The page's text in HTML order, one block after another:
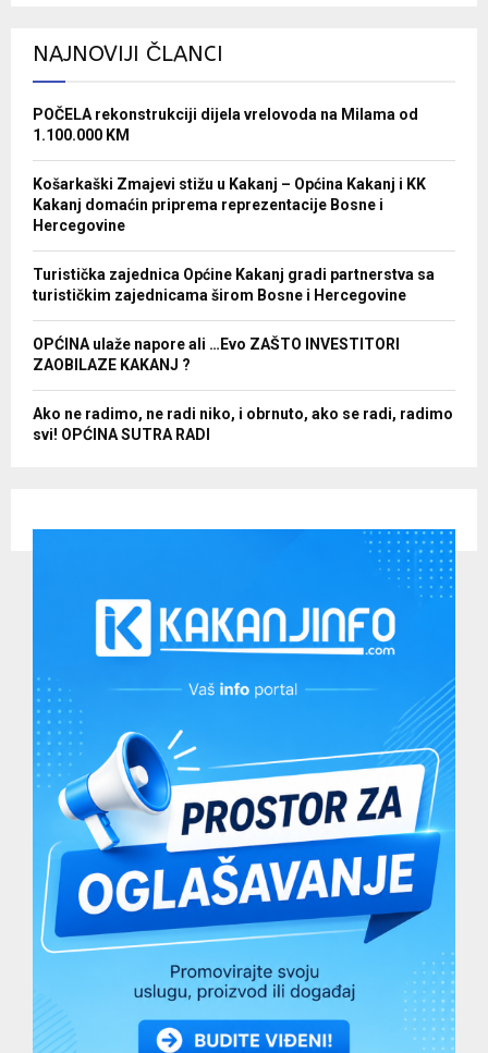
NAJNOVIJI ČLANCI
POČELA rekonstrukciji dijela vrelovoda na Milama od
1.100.000 KM
Košarkaški Zmajevi stižu u Kakanj – Općina Kakanj i KK
Kakanj domaćin priprema reprezentacije Bosne i
Hercegovine
Turistička zajednica Općine Kakanj gradi partnerstva sa
turističkim zajednicama širom Bosne i Hercegovine
OPĆINA ulaže napore ali …Evo ZAŠTO INVESTITORI
ZAOBILAZE KAKANJ ?
Ako ne radimo, ne radi niko, i obrnuto, ako se radi, radimo
svi! OPĆINA SUTRA RADI